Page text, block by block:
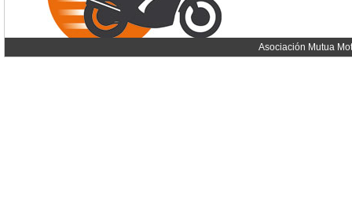
Asociación Mutua